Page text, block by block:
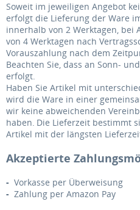
Soweit im jeweiligen Angebot
erfolgt die Lieferung der Ware
innerhalb von 2 Werktagen,
von 4 Werktagen nach
Vorauszahlung nach dem
Beachten Sie, dass an Sonn-
erfolgt.
Haben Sie Artikel mit
wird die Ware in einer
wir keine abweichenden
haben. Die Lieferzeit bestimmt
Artikel mit der längsten
Akzeptierte
- Vorkasse per Überweisung
- Zahlung per Amazon Pay